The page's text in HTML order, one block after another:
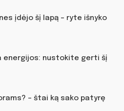
įdėjo šį lapą – ryte išnyko
energijos: nustokite gerti šį
– štai ką sako patyrę